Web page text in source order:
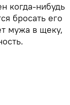
когда-нибудь
бросать его
мужа в щеку,